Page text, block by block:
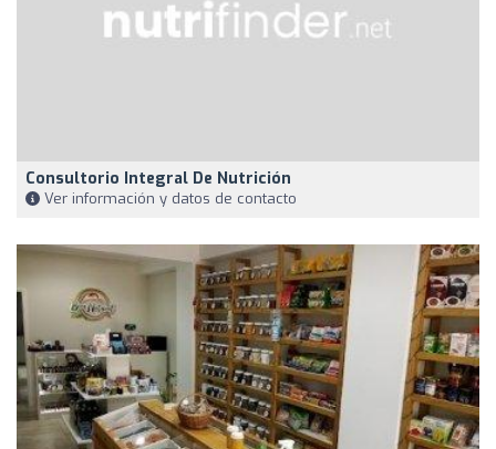
Consultorio Integral De Nutrición
Ver información y datos de contacto